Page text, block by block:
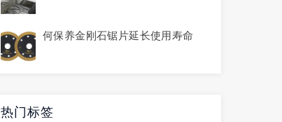
何保养金刚石锯片延长使用寿命
热门标签